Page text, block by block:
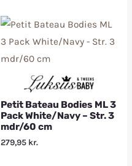
Petit Bateau Bodies ML 3
Pack White/Navy – Str. 3
mdr/60 cm
279,95 kr.